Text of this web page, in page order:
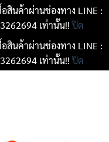
สินค้าผ่านช่องทาง LINE :
เท่านั้น!!ปิด
สินค้าผ่านช่องทาง LINE :
เท่านั้น!!ปิด